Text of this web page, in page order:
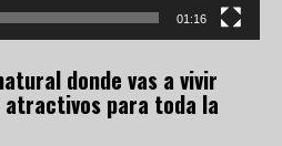
01:16
donde vas a vivir
atractivos para toda la